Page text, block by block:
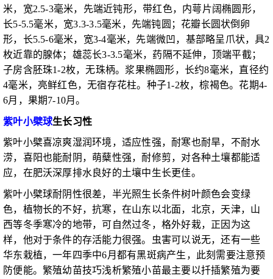
米，宽2.5-3毫米，先端近钝形，带红色，内萼片阔椭圆形，
长5-5.5毫米，宽3.3-3.5毫米，先端钝圆；花瓣长圆状倒卵
形，长5.5-6毫米，宽3-4毫米，先端微凹，基部略呈爪状，具2
枚近靠的腺体；雄蕊长3-3.5毫米，药隔不延伸，顶端平截；
子房含胚珠1-2枚，无珠柄。浆果椭圆形，长约8毫米，直径约
4毫米，亮鲜红色，无宿存花柱。种子1-2枚，棕褐色。花期4-
6月，果期7-10月。
紫叶小檗球生长习性
紫叶小檗喜凉爽湿润环境，适应性强，耐寒也耐旱，不耐水
涝，喜阳也能耐阴，萌蘖性强，耐修剪，对各种土壤都能适
应，在肥沃深厚排水良好的土壤中生长更佳。
紫叶小檗球耐阴性很差，半光照生长条件树叶颜色会变绿
色，植物长的不好，抗寒，在山东以北面，北京，天津，山
西等冬季寒冷的地带，可自然过冬，格外好栽，正因为这
样，他对于条件的存活能力很强。虫害可以说无，还有一些
华东栽植，一年四季中6月都有黑斑病产生，此刻需要注意预
防便能。繁殖幼苗技巧浅析繁殖小苗最主要以扦插繁殖为要